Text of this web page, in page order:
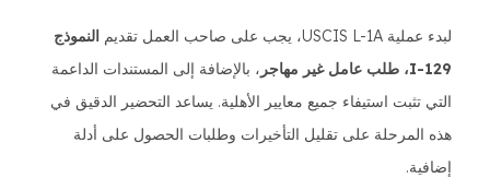
لبدء عملية USCIS L-1A، يجب على صاحب العمل تقديم
النموذج
I-129، طلب عامل غير مهاجر
، بالإضافة إلى المستندات الداعمة
التي تثبت استيفاء جميع معايير الأهلية. يساعد التحضير الدقيق في
هذه المرحلة على تقليل التأخيرات وطلبات الحصول على أدلة
إضافية.